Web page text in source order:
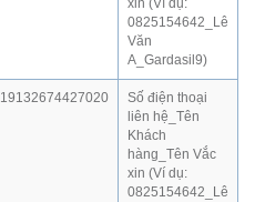
xin (Ví dụ:
0825154642_Lê
Văn
A_Gardasil9)
19132674427020
Số điện thoại
liên hệ_Tên
Khách
hàng_Tên Vắc
xin (Ví dụ:
0825154642_Lê